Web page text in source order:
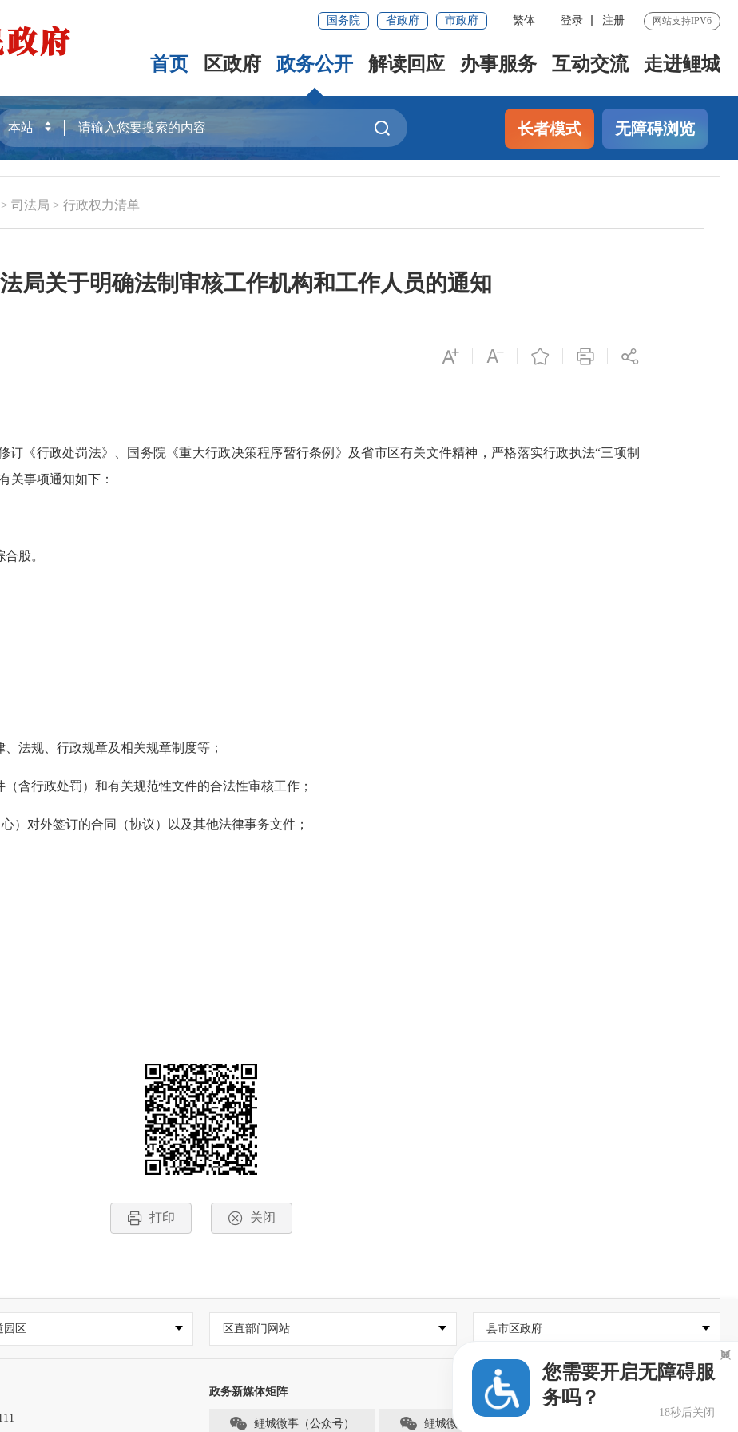
国务院 省政府 市政府 繁体 登录 注册 网站支持IPV6
首页 区政府 政务公开 解读回应 办事服务 互动交流 走进鲤城
长者模式 无障碍浏览
> 司法局 > 行政权力清单
局关于明确法制审核工作机构和工作人员的通知
《行政处罚法》、国务院《重大行政决策程序暂行条例》及省市区有关文件精神，严格落实行政执法“三项制
关事项通知如下：
股。
法规、行政规章及相关规章制度等；
含行政处罚）和有关规范性文件的合法性审核工作；
）对外签订的合同（协议）以及其他法律事务文件；
打印 关闭
园区 区直部门网站 县市区政府
政务新媒体矩阵
鲤城微事（公众号） 鲤城微事（视频号）
您需要开启无障碍服
务吗？
18秒后关闭
